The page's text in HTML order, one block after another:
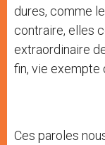
dures, comme
contraire, elles
extraordinaire
fin, vie exempte
Ces paroles